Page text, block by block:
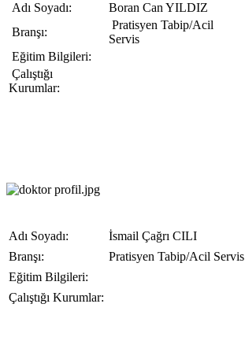
Adı Soyadı:
Boran Can YILDIZ
Branşı:
Pratisyen Tabip/Acil
Servis
Eğitim Bilgileri:
Çalıştığı
Kurumlar:
Adı Soyadı:
İsmail Çağrı CILI
Branşı:
Pratisyen Tabip/Acil Servis
Eğitim Bilgileri:
Çalıştığı Kurumlar: